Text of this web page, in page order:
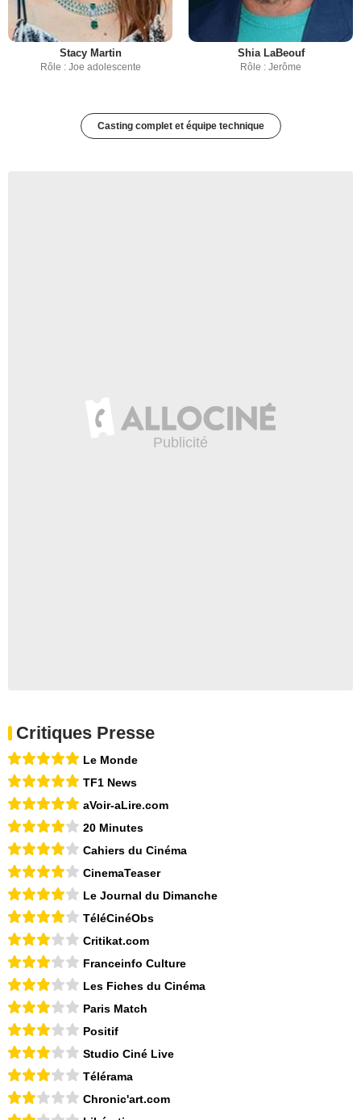
Stacy Martin
Rôle : Joe adolescente
Shia LaBeouf
Rôle : Jerôme
Casting complet et équipe technique
Critiques Presse
Le Monde
TF1 News
aVoir-aLire.com
20 Minutes
Cahiers du Cinéma
CinemaTeaser
Le Journal du Dimanche
TéléCinéObs
Critikat.com
Franceinfo Culture
Les Fiches du Cinéma
Paris Match
Positif
Studio Ciné Live
Télérama
Chronic'art.com